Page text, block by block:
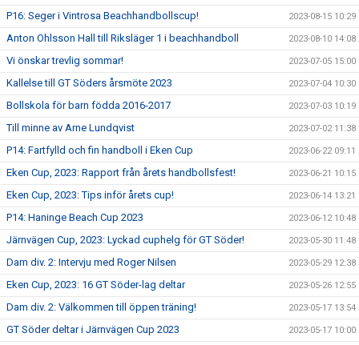
P16: Seger i Vintrosa Beachhandbollscup! 2023-08-15 10:29
Anton Ohlsson Hall till Riksläger 1 i beachhandboll 2023-08-10 14:08
Vi önskar trevlig sommar! 2023-07-05 15:00
Kallelse till GT Söders årsmöte 2023 2023-07-04 10:30
Bollskola för barn födda 2016-2017 2023-07-03 10:19
Till minne av Arne Lundqvist 2023-07-02 11:38
P14: Fartfylld och fin handboll i Eken Cup 2023-06-22 09:11
Eken Cup, 2023: Rapport från årets handbollsfest! 2023-06-21 10:15
Eken Cup, 2023: Tips inför årets cup! 2023-06-14 13:21
P14: Haninge Beach Cup 2023 2023-06-12 10:48
Järnvägen Cup, 2023: Lyckad cuphelg för GT Söder! 2023-05-30 11:48
Dam div. 2: Intervju med Roger Nilsen 2023-05-29 12:38
Eken Cup, 2023: 16 GT Söder-lag deltar 2023-05-26 12:55
Dam div. 2: Välkommen till öppen träning! 2023-05-17 13:54
GT Söder deltar i Järnvägen Cup 2023 2023-05-17 10:00